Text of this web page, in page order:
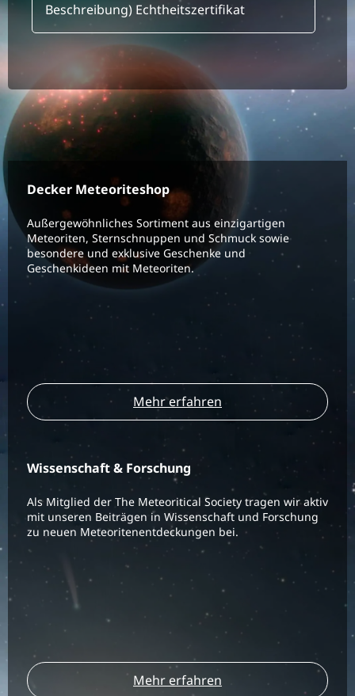
Beschreibung) Echtheitszertifikat
Decker Meteoriteshop
Außergewöhnliches Sortiment aus einzigartigen
Meteoriten, Sternschnuppen und Schmuck sowie
besondere und exklusive Geschenke und
Geschenkideen mit Meteoriten.
Mehr erfahren
Wissenschaft & Forschung
Als Mitglied der The Meteoritical Society tragen wir aktiv
mit unseren Beiträgen in Wissenschaft und Forschung
zu neuen Meteoritenentdeckungen bei.
Mehr erfahren